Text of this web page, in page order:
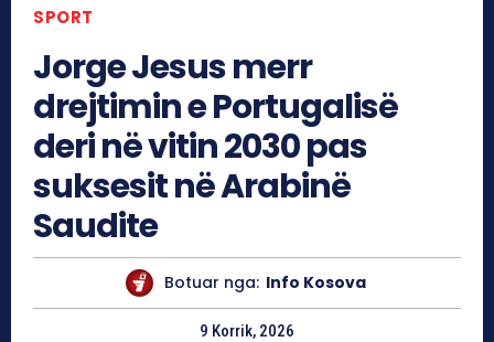
SPORT
Jorge Jesus merr
drejtimin e Portugalisë
deri në vitin 2030 pas
suksesit në Arabinë
Saudite
Botuar nga: Info Kosova
9 Korrik, 2026